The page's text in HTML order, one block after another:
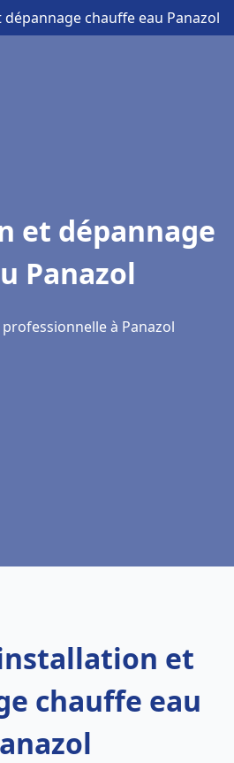
chauffe eau Panazol
et dépannage
Panazol
à Panazol
et
chauffe eau